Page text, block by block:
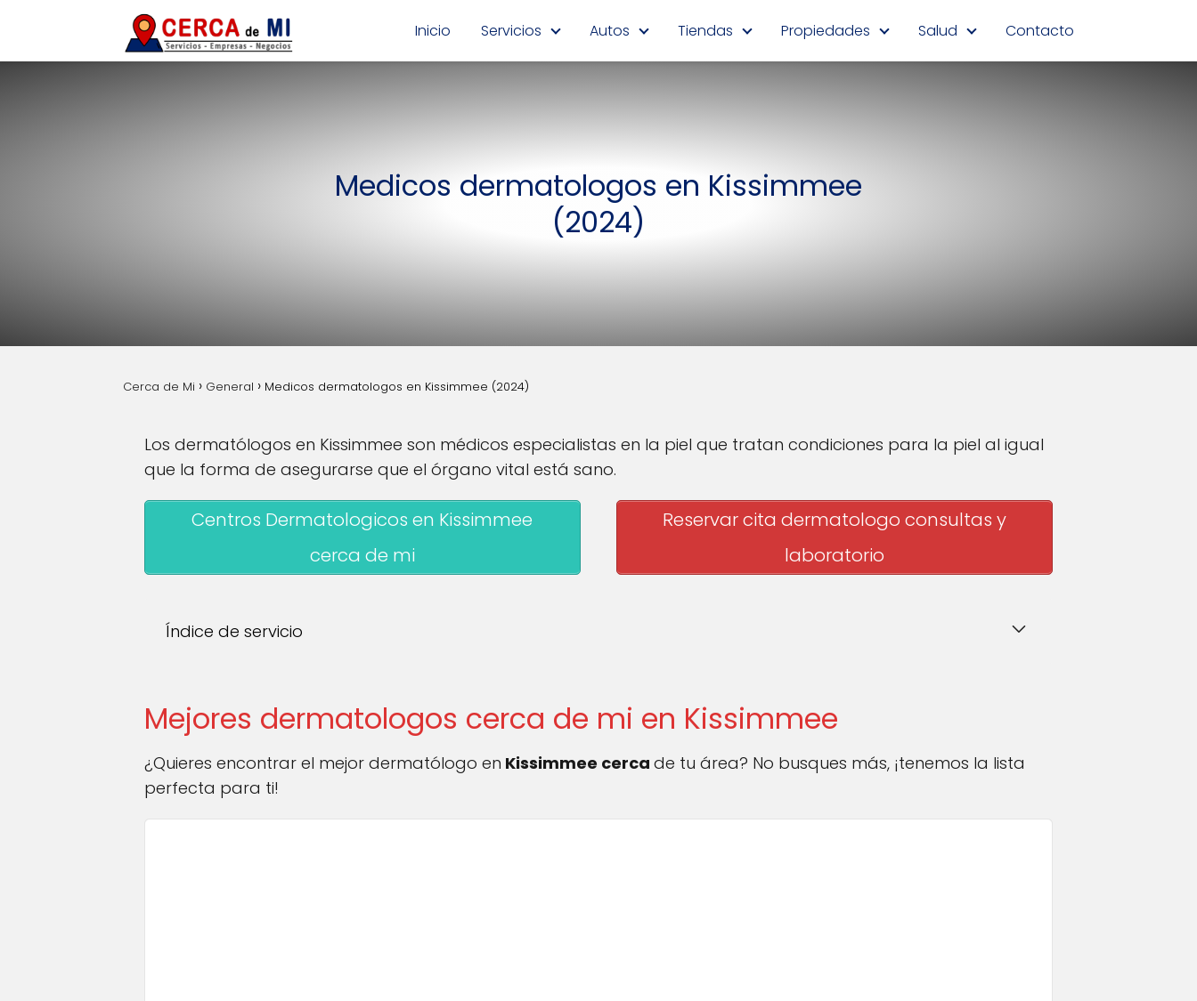
Inicio Servicios Autos Tiendas Propiedades Salud Contacto
Medicos dermatologos en Kissimmee
(2024)
Cerca de Mi General Medicos dermatologos en Kissimmee (2024)
Los dermatólogos en Kissimmee son médicos especialistas en la piel que tratan condiciones para la piel al igual
que la forma de asegurarse que el órgano vital está sano.
Centros Dermatologicos en Kissimmee
cerca de mi
Reservar cita dermatologo consultas y
laboratorio
Índice de servicio
Mejores dermatologos cerca de mi en Kissimmee
¿Quieres encontrar el mejor dermatólogo en Kissimmee cerca de tu área? No busques más, ¡tenemos la lista
perfecta para ti!